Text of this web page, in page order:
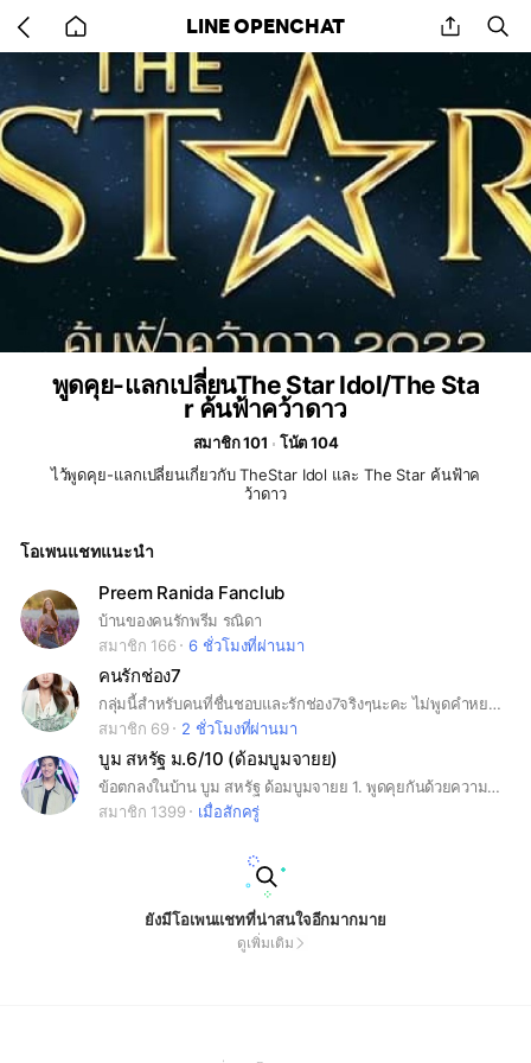
back
to
home
LINE OPENCHAT share
พูดคุย​-แลกเปลี่ยน​The Star Idol​/The Sta
r ค้นฟ้าคว้าดาว
สมาชิก 101
โน้ต 104
ไว้พูดคุย​-แลกเปลี่ยน​เกี่ยวกับ​ The​Star Idol​ และ​ The Star ค้นฟ้าค
ว้าดาว
โอเพนแชทแนะนำ
Preem Ranida Fanclub
บ้านของคนรักพรีม รณิดา
สมาชิก 166
6 ชั่วโมงที่ผ่านมา
คนรักช่อง7
กลุ่มนี้สำหรับคนที่ชื่นชอบและรักช่อง7จริงๆนะคะ ไม่พูดคำหยาบ ไม่ทะเลาะกันในกลุ่ม ไม่พูดสิ่งที่ไม่เกี่ยวกับช่อง7 ไม่แคปแชทและแชร์สิ่งที่คุยกันในกลุ่มออกนอกลุ่มเด็ด!!! หากพบเห็นขออณูญาติบล็อกนะคะ
สมาชิก 69
2 ชั่วโมงที่ผ่านมา
บูม สหรัฐ ม.6/10 (ด้อมบูมจายย)
ข้อตกลงในบ้าน บูม สหรัฐ ด้อมบูมจายย 1. พูดคุยกันด้วยความสุภาพ ให้เกียรติซึ่งกันแล้วกัน 2.ห้ามtag เรียกศิลปินในด้อม เพื่อไม่ให้เป็นการรบกวน แต่สามารถ reply ตอบโต้ข้อความศิลปินได้ 3. ไม่ควรร้องขอให้น้องส่งข้อความทักทาย/ข้อความอวยพรเนื่องโอกาสต่างๆในทุก platform ขอให้เข้าใจว่าเรารอเสพงานศิลปิน มิใช่เข้ามาตีสนิท 4. ไม่ควรก่อกวน หรือทำการปั่นป่วนทำให้กลุ่มเกิดความวุ่นวาย เช่น รัวภาพ รัวข้อความ รัวสติ๊กเกอร์ซ้ำๆ หรือกระทำสิ่งใดที่ทำให้เกิดการทะเลาะวิวาทขึ้นในสแควร์ 5. หากนำรูปในบ้านทุกช่องทางไปใช้ รบกวนให้เครดิตเจ้าของรูปด้วยทุกครั้ง 6.ในกรณีที่ บูม มีงานทางบ้านจะการประกาศจุดนัดเจอหลัก ผ่านทางไลน์สแควร์ /ทวิตเตอร์ /แฟนเพจเท่านั้น 7.ไม่ควรแชร์/นำข้อมูลแชทในสแควร์ออกไป หรือโพสตามโซเชียลมีเดียต่างๆก่อนได้รับอนุญาตโดยเด็ดขาด เพื่อป้องกันเรื่องดราม่าแก่ศิลปิน 8.ห้ามแชร์โพสต์ 18+ และห้ามโพสต์อื่นๆหรือข้อความใดๆที่ไม่เกียวกับบูมในสแควร์ 9.ห้ามมีการซื้อ-ขายของในกลุ่ม ก่อนได้รับอนุญาตโดยเด็ดขาด ขอความร่วมมือเพื่อนร่วมห้องทุกคนตามนี้นะครับ
สมาชิก 1399
เมื่อสักครู่
ยังมีโอเพนแชทที่น่าสนใจอีกมากมาย
ดูเพิ่มเติม